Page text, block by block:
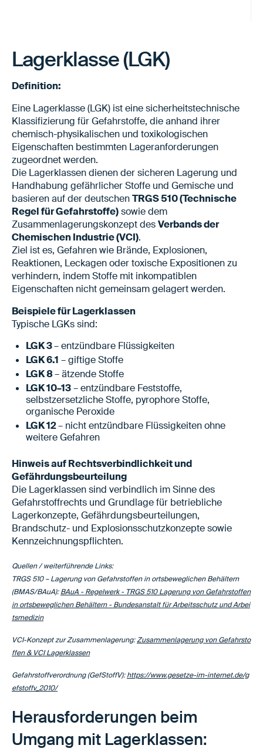
Lagerklasse (LGK)
Definition:
Eine Lagerklasse (LGK) ist eine sicherheitstechnische
Klassifizierung für Gefahrstoffe, die anhand ihrer
chemisch-physikalischen und toxikologischen
Eigenschaften bestimmten Lageranforderungen
zugeordnet werden.
Die Lagerklassen dienen der sicheren Lagerung und
Handhabung gefährlicher Stoffe und Gemische und
basieren auf der deutschenTRGS 510 (Technische
Regel für Gefahrstoffe)sowie dem
Zusammenlagerungskonzept desVerbands der
Chemischen Industrie (VCI).
Ziel ist es, Gefahren wie Brände, Explosionen,
Reaktionen, Leckagen oder toxische Expositionen zu
verhindern, indem Stoffe mit inkompatiblen
Eigenschaften nicht gemeinsam gelagert werden.
Beispiele für Lagerklassen
Typische LGKs sind:
LGK 3– entzündbare Flüssigkeiten
LGK 6.1 – giftige Stoffe
LGK 8– ätzende Stoffe
LGK 10–13– entzündbare Feststoffe,
selbstzersetzliche Stoffe, pyrophore Stoffe,
organische Peroxide
LGK 12– nicht entzündbare Flüssigkeiten ohne
weitere Gefahren
Hinweis auf Rechtsverbindlichkeit und
Gefährdungsbeurteilung
Die Lagerklassen sind verbindlich im Sinne des
Gefahrstoffrechts und Grundlage für betriebliche
Lagerkonzepte, Gefährdungsbeurteilungen,
Brandschutz- und Explosionsschutzkonzepte sowie
Kennzeichnungspflichten.
Quellen / weiterführende Links:
TRGS 510 – Lagerung von Gefahrstoffen in ortsbeweglichen Behältern
(BMAS/BAuA):BAuA - Regelwerk - TRGS 510 Lagerung von Gefahrstoffen
in ortsbeweglichen Behältern - Bundesanstalt für Arbeitsschutz und Arbei
tsmedizin
VCI-Konzept zur Zusammenlagerung:Zusammenlagerung von Gefahrsto
ffen & VCI Lagerklassen
Gefahrstoffverordnung (GefStoffV):https://www.gesetze-im-internet.de/g
efstoffv_2010/
Herausforderungen beim
Umgang mit Lagerklassen: